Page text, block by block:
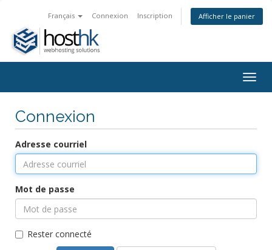
Français Connexion Inscription Afficher le panier
Connexion
Adresse courriel
Mot de passe
Rester connecté